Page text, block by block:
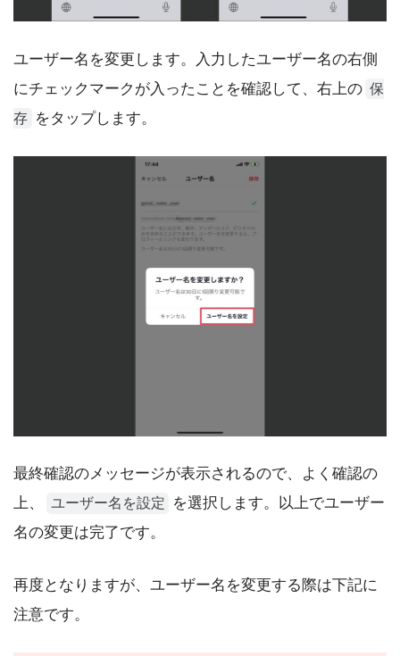
ユーザー名を変更します。入力したユーザー名の右側
にチェックマークが入ったことを確認して、右上の 保
存 をタップします。
最終確認のメッセージが表示されるので、よく確認の
上、
ユーザー名を設定
を選択します。以上でユーザー
名の変更は完了です。
再度となりますが、ユーザー名を変更する際は下記に
注意です。